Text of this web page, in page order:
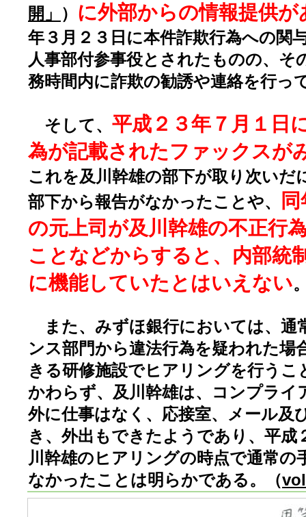
開」
） に外部からの情報提供が
年３月２３日に本件詐欺行為への関
人事部付参事役とされたものの、そ
務時間内に詐欺の勧誘や連絡を行っ
そして、 平成２３年７月１日
為が記載されたファックスが
これを及川幹雄の部下が取り次いだ
部下から報告がなかったことや、
の元上司が及川幹雄の不正行
ことなどからすると、内部統
に機能していたとはいえない
また、みずほ銀行においては、通
ンス部門から違法行為を疑われた場
きる研修施設でヒアリングを行う
かわらず、及川幹雄は、コンプライ
外に仕事はなく、応接室、メール及
き、外出もできたようであり、平成
川幹雄のヒアリングの時点で通常の
なかったことは明らかである。（